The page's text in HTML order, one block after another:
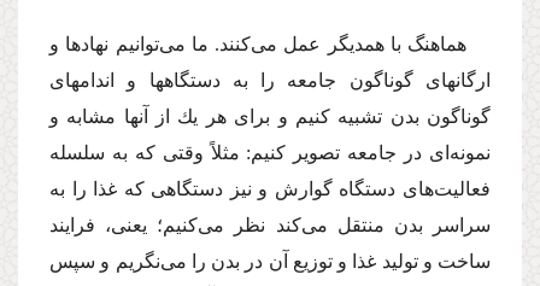
هماهنگ با همدیگر عمل مى‌كنند. ما مى‌توانیم نهادها و
ارگانهاى گوناگون جامعه را به دستگاهها و اندامهاى
گوناگون بدن تشبیه كنیم و براى هر یك از آنها مشابه و
نمونه‌اى در جامعه تصویر كنیم: مثلاً وقتى كه به سلسله
فعالیت‌هاى دستگاه گوارش و نیز دستگاهى كه غذا را به
سراسر بدن منتقل مى‌كند نظر مى‌كنیم؛ یعنى، فرایند
ساخت و تولید غذا و توزیع آن در بدن را مى‌نگریم و سپس